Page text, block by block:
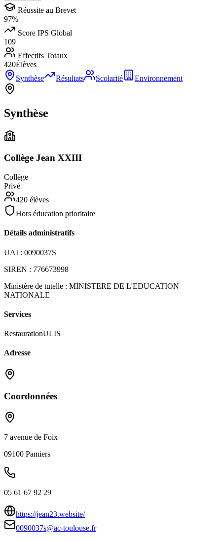
Réussite au Brevet
97%
Score IPS Global
109
Effectifs Totaux
420Élèves
Synthèse
Résultats Scolarité Environnement
Synthèse
Collège Jean XXIII
Collège
Privé
420 élèves
Hors éducation prioritaire
Détails administratifs
UAI : 0090037S
SIREN : 776673998
Ministère de tutelle : MINISTERE DE L'EDUCATION
NATIONALE
Services
RestaurationULIS
Adresse
Coordonnées
7 avenue de Foix
09100 Pamiers
05 61 67 92 29
https://jean23.website/
0090037s@ac-toulouse.fr